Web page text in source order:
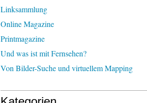
Linksammlung
Online Magazine
Printmagazine
Und was ist mit Fernsehen?
Von Bilder-Suche und virtuellem Mapping